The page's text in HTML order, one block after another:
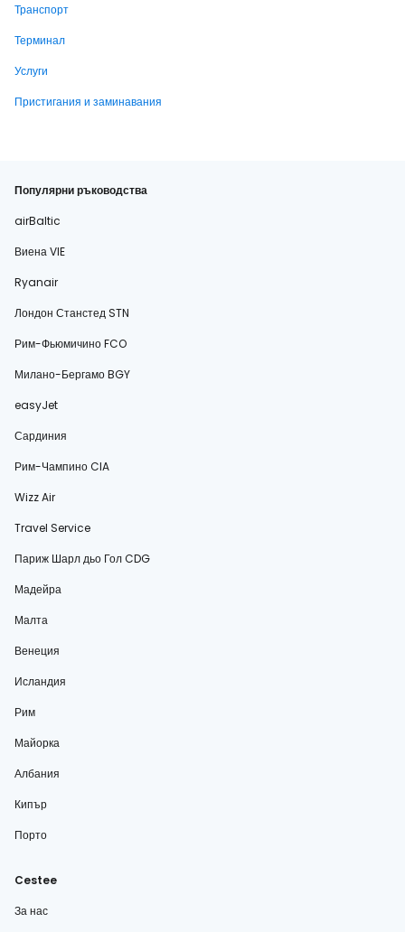
Транспорт
Терминал
Услуги
Пристигания и заминавания
Популярни ръководства
airBaltic
Виена VIE
Ryanair
Лондон Станстед STN
Рим-Фьюмичино FCO
Милано-Бергамо BGY
easyJet
Сардиния
Рим-Чампино CIA
Wizz Air
Travel Service
Париж Шарл дьо Гол CDG
Мадейра
Малта
Венеция
Исландия
Рим
Майорка
Албания
Кипър
Порто
Cestee
За нас